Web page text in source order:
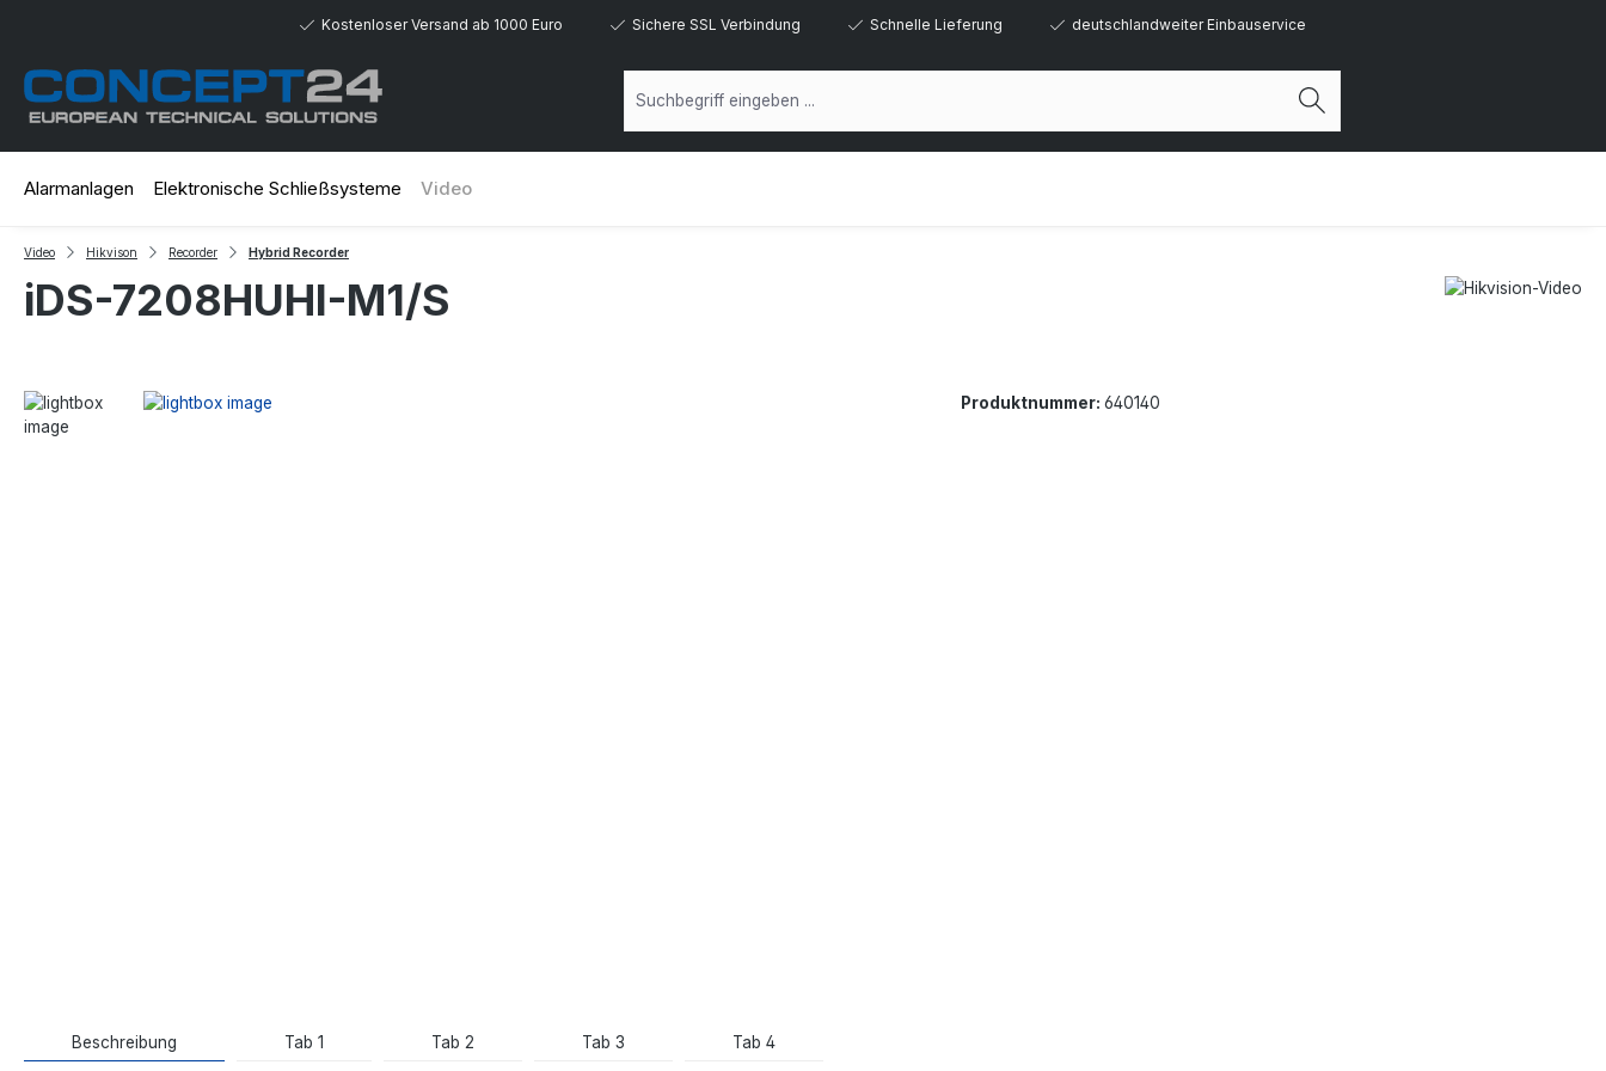
Kostenloser Versand ab 1000 Euro Sichere SSL Verbindung Schnelle Lieferung deutschlandweiter Einbauservice
Alarmanlagen Elektronische Schließsysteme Video
Video Hikvison Recorder Hybrid Recorder
iDS-7208HUHI-M1/S
Produktnummer: 640140
Beschreibung Tab 1 Tab 2 Tab 3 Tab 4